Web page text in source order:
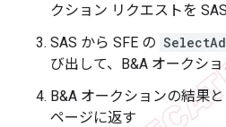
クション リクエストを
SAS から SFE の
び出して、B&A オークショ
B&A オークションの結果
ページに返す